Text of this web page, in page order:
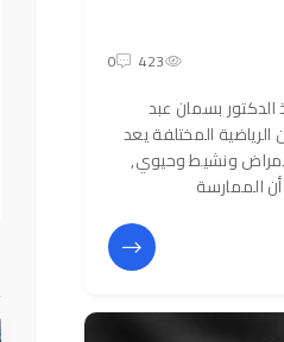
423
0
بسمان عبد
المختلفة يعد
ونشيط وحيوي,
الممارسة